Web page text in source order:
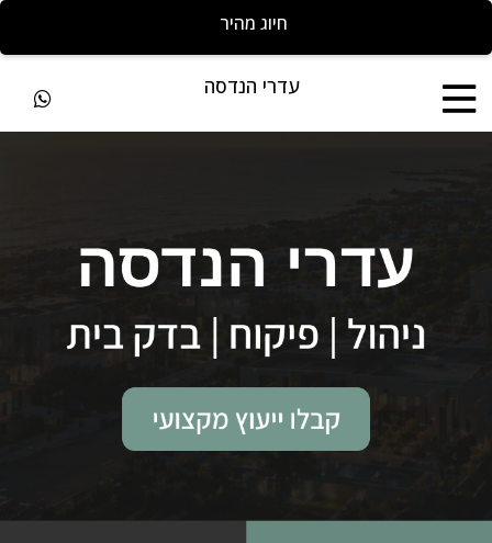
חייגו להצעת מחיר מהירה
עדרי הנדסה